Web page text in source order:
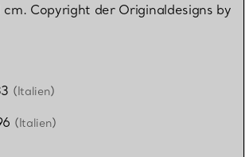
cm. Copyright der Originaldesigns by
(Italien)
(Italien)